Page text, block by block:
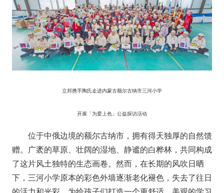
立邦携手陶氏走进内蒙古额尔古纳市三河小学
开展「为爱上色」公益探访活动
位于中俄边境的额尔古纳市，拥有得天独厚的自然馈
赠。广袤的草原、壮阔的湿地、静谧的白桦林，共同构成
了这片风土独特的生态画卷。然而，在长期的风吹日晒
下，三河小学原本的彩色外墙逐渐老化褪色，失去了往日